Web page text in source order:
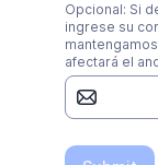
Opcional: Si
ingrese su
afectará el